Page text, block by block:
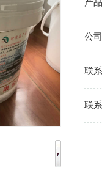
3
产
公
联
联